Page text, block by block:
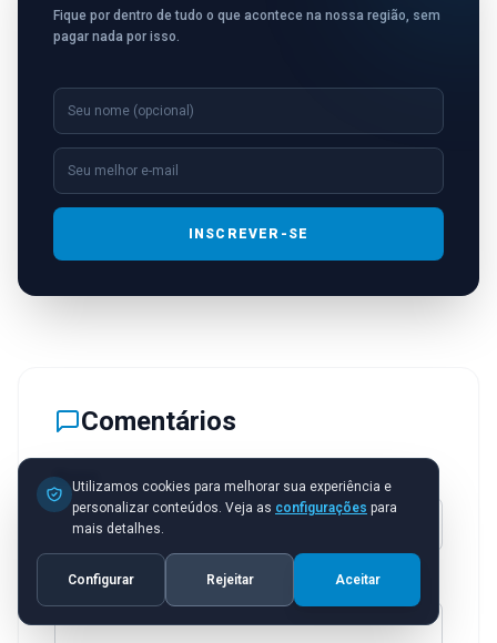
Fique por dentro de tudo o que acontece na nossa região, sem
pagar nada por isso.
INSCREVER-SE
Comentários
Nome
E-mail
Utilizamos cookies para melhorar sua experiência e
personalizar conteúdos. Veja as configurações para
mais detalhes.
Configurar Rejeitar Aceitar